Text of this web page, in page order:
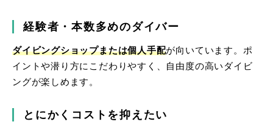
経験者・本数多めのダイバー
ダイビングショップまたは個人手配が向いています。ポ
イントや潜り方にこだわりやすく、自由度の高いダイビ
ングが楽しめます。
とにかくコストを抑えたい